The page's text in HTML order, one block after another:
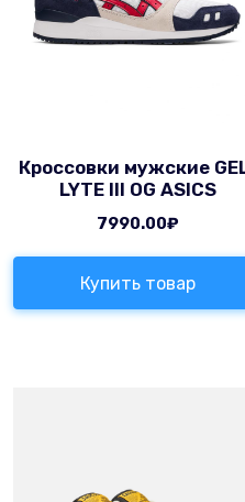
Кроссовки мужские
LYTE III OG ASICS
7990.00₽
Купить товар